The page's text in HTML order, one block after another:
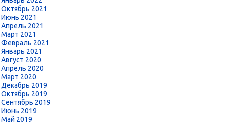
Октябрь 2021
Июнь 2021
Апрель 2021
Март 2021
Февраль 2021
Январь 2021
Август 2020
Апрель 2020
Март 2020
Декабрь 2019
Октябрь 2019
Сентябрь 2019
Июнь 2019
Май 2019